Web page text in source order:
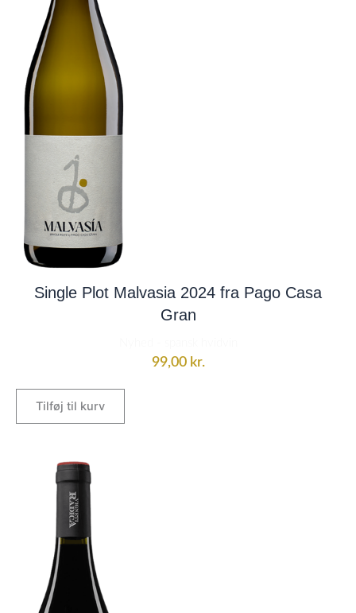
Single Plot Malvasia 2024 fra Pago Casa
Gran
99,00 kr.
Tilføj til kurv